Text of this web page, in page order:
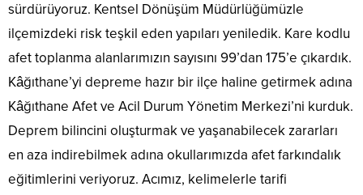
sürdürüyoruz. Kentsel Dönüşüm Müdürlüğümüzle
ilçemizdeki risk teşkil eden yapıları yeniledik. Kare kodlu
afet toplanma alanlarımızın sayısını 99’dan 175’e çıkardık.
Kâğıthane’yi depreme hazır bir ilçe haline getirmek adına
Kâğıthane Afet ve Acil Durum Yönetim Merkezi’ni kurduk.
Deprem bilincini oluşturmak ve yaşanabilecek zararları
en aza indirebilmek adına okullarımızda afet farkındalık
eğitimlerini veriyoruz. Acımız, kelimelerle tarifi